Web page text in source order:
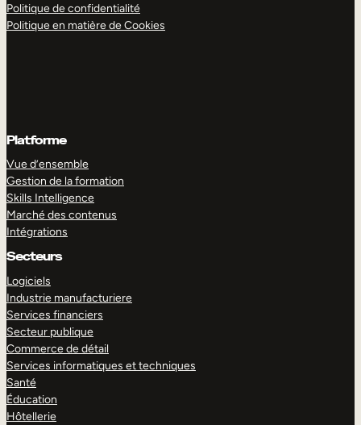
Politique de confidentialité
Politique en matière de Cookies
Platforme
Vue d’ensemble
Gestion de la formation
Skills Intelligence
Marché des contenus
Intégrations
Secteurs
Logiciels
Industrie manufacturiere
Services financiers
Secteur publique
Commerce de détail
Services informatiques et techniques
Santé
Éducation
Hôtellerie